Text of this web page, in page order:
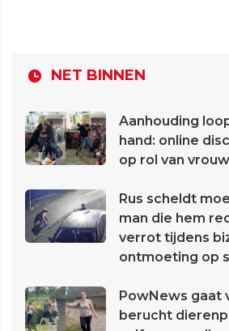
NET BINNEN
Aanhouding
hand: online
op rol van
Rus scheldt
man die hem
verrot tijdens
ontmoeting op
PowNews gaat
berucht